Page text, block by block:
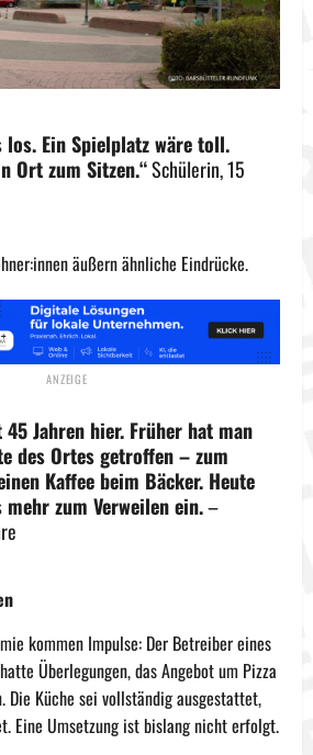
Ein Spielplatz wäre toll.
Ort zum Sitzen.“Schülerin, 15
äußern ähnliche Eindrücke.
Jahren hier. Früher hat man
des Ortes getroffen – zum
Kaffee beim Bäcker. Heute
zum Verweilen ein.–
kommen Impulse: Der Betreiber eines
Überlegungen, das Angebot um Pizza
Die Küche sei vollständig ausgestattet,
Eine Umsetzung ist bislang nicht erfolgt.